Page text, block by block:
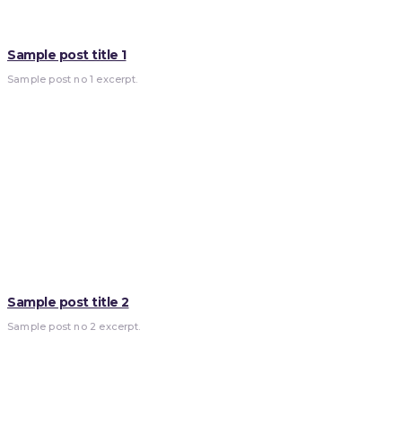
Sample post title 1
Sample post no 1 excerpt.
Sample post title 2
Sample post no 2 excerpt.